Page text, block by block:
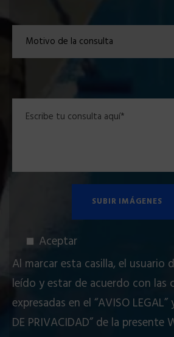
Aceptar
Al marcar esta casilla, el usuario
leído y estar de acuerdo con las
expresadas en el “AVISO LEGAL”
DE PRIVACIDAD” de la presente